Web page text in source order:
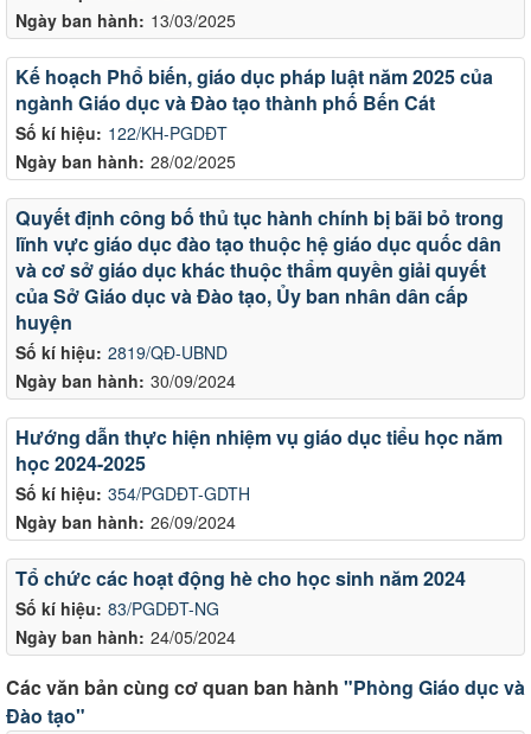
Ngày ban hành: 13/03/2025
Số kí hiệu: 122/KH-PGDĐT
Ngày ban hành: 28/02/2025
Kế hoạch Phổ biến, giáo dục pháp luật năm 2025 của
ngành Giáo dục và Đào tạo thành phố Bến Cát
Số kí hiệu: 2819/QĐ-UBND
Ngày ban hành: 30/09/2024
Quyết định công bố thủ tục hành chính bị bãi bỏ trong
lĩnh vực giáo dục đào tạo thuộc hệ giáo dục quốc dân
và cơ sở giáo dục khác thuộc thẩm quyền giải quyết
của Sở Giáo dục và Đào tạo, Ủy ban nhân dân cấp
huyện
Số kí hiệu: 354/PGDĐT-GDTH
Ngày ban hành: 26/09/2024
Hướng dẫn thực hiện nhiệm vụ giáo dục tiểu học năm
học 2024-2025
Số kí hiệu: 83/PGDĐT-NG
Ngày ban hành: 24/05/2024
Tổ chức các hoạt động hè cho học sinh năm 2024
Các văn bản cùng cơ quan ban hành "Phòng Giáo dục và
Đào tạo"